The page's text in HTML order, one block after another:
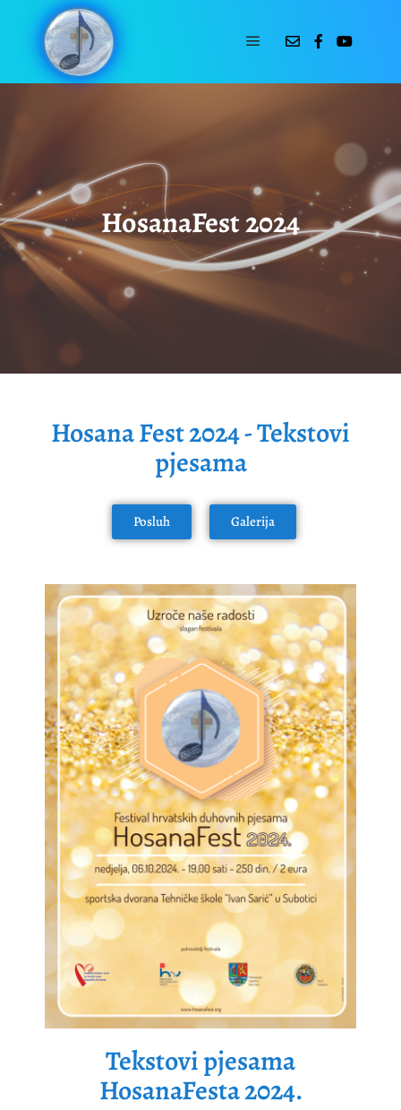
HosanaFest 2024
Hosana Fest 2024 - Tekstovi
pjesama
Posluh Galerija
Tekstovi pjesama
HosanaFesta 2024.